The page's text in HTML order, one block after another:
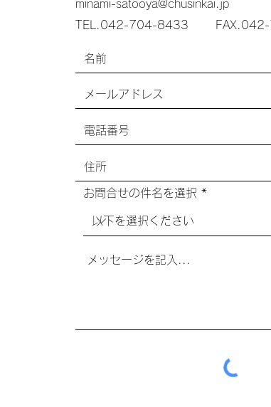
minami-satooya@chusinkai.jp
TEL.042-704-8433 FAX.042-
お問合せの件名を選択